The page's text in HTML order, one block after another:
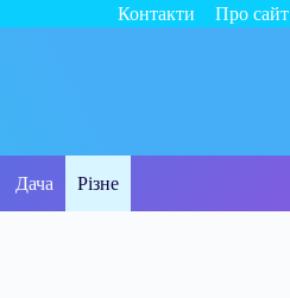
Контакти Про сайт
Дача Різне